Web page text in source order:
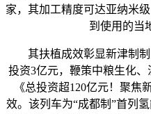
家，其加工精度可达亚纳米
到使用的当
其扶植成效彰显新津制制
投资3亿元，鞭策中粮生化
《总投资超120亿元！聚焦
效。该列车为“成都制”首列